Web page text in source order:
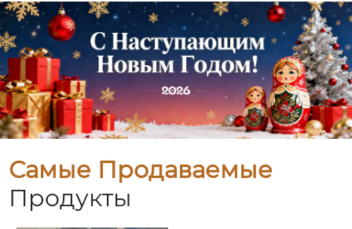
Самые Продаваемые
Продукты